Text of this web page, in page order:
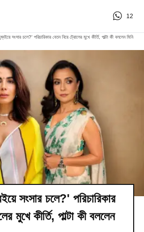
12
সংসার চলে?' পরিচারিকার বেতন নিয়ে ট্রোলের মুখে কীর্তি, পাল্টা কী বললেন মিনি
সংসার চলে?' পরিচারিকার
মুখে কীর্তি, পাল্টা কী বললেন